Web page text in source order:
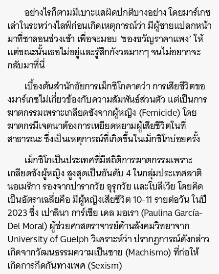
อย่างไรก็ตามมีเบาะแสผิดปกติบางอย่าง โดยมาร์เกซ
เล่าในระหว่างไลฟ์ก่อนเกิดเหตุการณ์ว่า มีผู้ชายแปลกหน้า
มาที่ซาลอนช่วงเช้า เพื่อจะมอบ ‘ของขวัญราคาแพง’ ให้
แต่ขณะนั้นเธอไม่อยู่และรู้สึกกังวลมากๆ จนไม่อยากจะ
กลับมาที่นี่
เบื้องต้นสำนักอัยการเม็กซิโกคาดว่า การเสียชีวิตขอ
งมาร์เกซไม่เกี่ยวข้องกับความสัมพันธ์ส่วนตัว แต่เป็นการ
ฆาตกรรมเพราะเกลียดชังจากผู้หญิง (Femicide) โดย
ฆาตกรมีเจตนาต้องการเหยียดหยามผู้เสียชีวิตในที่
สาธารณะ ซึ่งเป็นเหตุการณ์ที่เกิดขึ้นในเม็กซิโกบ่อยครั้ง
เม็กซิโกเป็นประเทศที่มีสถิติการฆาตกรรมเพราะ
เกลียดชังผู้หญิง สูงสุดเป็นอันดับ 4 ในกลุ่มประเทศลาติ
นอเมริกา รองจากปารากวัย อุรุกวัย และโบลีเวีย โดยคิด
เป็นอัตราเฉลี่ยคือ มีผู้หญิงเสียชีวิต 10-11 รายต่อวัน ในปี
2023ซึ่ง เปาลินา การ์เซีย เดล มอเรา (Paulina García-
Del Moral) ผู้ช่วยศาสตราจารย์ด้านสังคมวิทยาจาก
University of Guelph วิเคราะห์ว่า ปรากฏการณ์ดังกล่าว
เกิดจากวัฒนธรรมความเป็นชาย (Machismo) ที่ก่อให้
เกิดการกีดกันทางเพศ (Sexism)